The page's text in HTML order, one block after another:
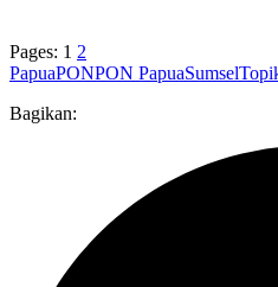
Pages: 1 2
PapuaPONPON PapuaSumsel
Bagikan: